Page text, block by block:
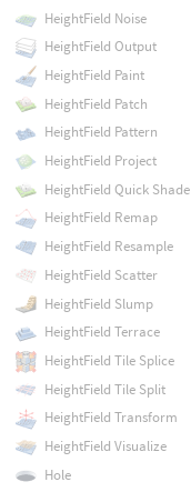
HeightField Noise
HeightField Output
HeightField Paint
HeightField Patch
HeightField Pattern
HeightField Project
HeightField Quick Shade
HeightField Remap
HeightField Resample
HeightField Scatter
HeightField Slump
HeightField Terrace
HeightField Tile Splice
HeightField Tile Split
HeightField Transform
HeightField Visualize
Hole